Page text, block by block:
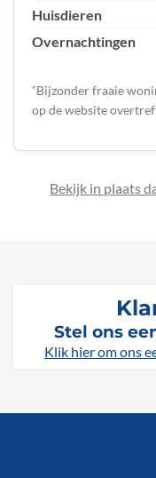
Huisdieren
Overnachtingen
Bijzonder fraaie
op de website
Bekijk in plaats
Stel ons
Klik hier om ons